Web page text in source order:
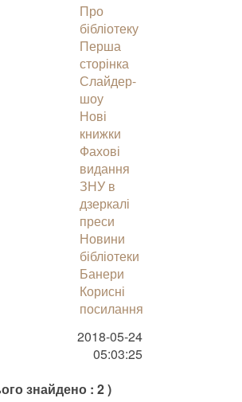
Про
бібліотеку
Перша
сторінка
Слайдер-
шоу
Нові
книжки
Фахові
видання
ЗНУ в
дзеркалі
преси
Новини
бібліотеки
Банери
Корисні
посилання
2018-05-24
05:03:25
знайдено : 2 )